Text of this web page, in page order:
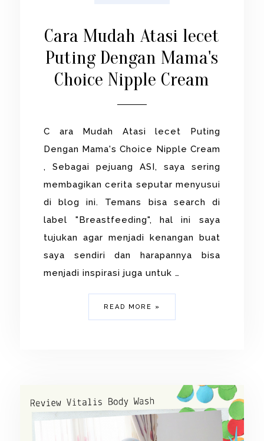
Cara Mudah Atasi lecet
Puting Dengan Mama's
Choice Nipple Cream
C ara Mudah Atasi lecet Puting
Dengan Mama's Choice Nipple Cream
, Sebagai pejuang ASI, saya sering
membagikan cerita seputar menyusui
di blog ini. Temans bisa search di
label "Breastfeeding", hal ini saya
tujukan agar menjadi kenangan buat
saya sendiri dan harapannya bisa
menjadi inspirasi juga untuk …
READ MORE »